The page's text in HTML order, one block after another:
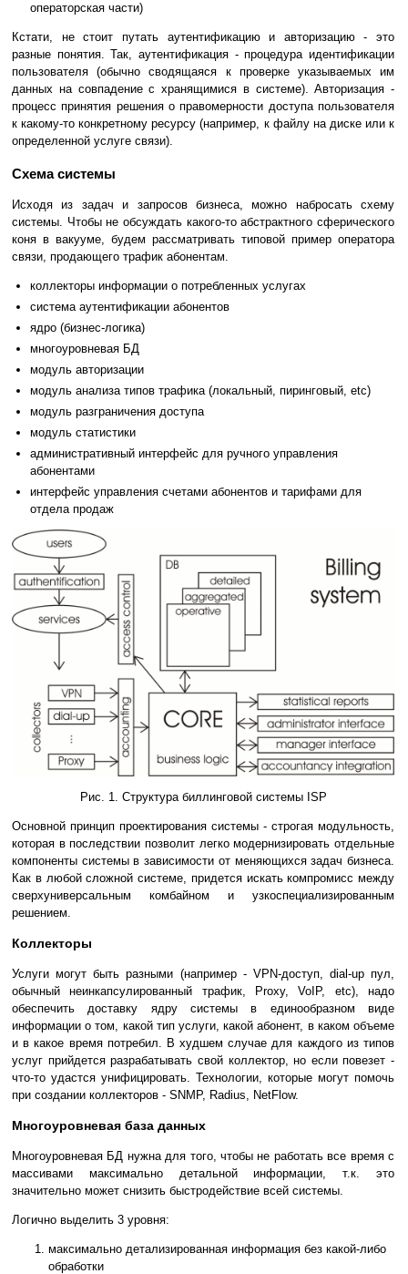
операторская части)
Кстати, не стоит путать аутентификацию и авторизацию - это
разные понятия. Так, аутентификация - процедура идентификации
пользователя (обычно сводящаяся к проверке указываемых им
данных на совпадение с хранящимися в системе). Авторизация -
процесс принятия решения о правомерности доступа пользователя
к какому-то конкретному ресурсу (например, к файлу на диске или к
определенной услуге связи).
Схема системы
Исходя из задач и запросов бизнеса, можно набросать схему
системы. Чтобы не обсуждать какого-то абстрактного сферического
коня в вакууме, будем рассматривать типовой пример оператора
связи, продающего трафик абонентам.
коллекторы информации о потребленных услугах
система аутентификации абонентов
ядро (бизнес-логика)
многоуровневая БД
модуль авторизации
модуль анализа типов трафика (локальный, пиринговый, etc)
модуль разграничения доступа
модуль статистики
административный интерфейс для ручного управления
абонентами
интерфейс управления счетами абонентов и тарифами для
отдела продаж
Рис. 1. Структура биллинговой системы ISP
Основной принцип проектирования системы - строгая модульность,
которая в последствии позволит легко модернизировать отдельные
компоненты системы в зависимости от меняющихся задач бизнеса.
Как в любой сложной системе, придется искать компромисс между
сверхуниверсальным комбайном и узкоспециализированным
решением.
Коллекторы
Услуги могут быть разными (например - VPN-доступ, dial-up пул,
обычный неинкапсулированный трафик, Proxy, VoIP, etc), надо
обеспечить доставку ядру системы в единообразном виде
информации о том, какой тип услуги, какой абонент, в каком объеме
и в какое время потребил. В худшем случае для каждого из типов
услуг прийдется разрабатывать свой коллектор, но если повезет -
что-то удастся унифицировать. Технологии, которые могут помочь
при создании коллекторов - SNMP, Radius, NetFlow.
Многоуровневая база данных
Многоуровневая БД нужна для того, чтобы не работать все время с
массивами максимально детальной информации, т.к. это
значительно может снизить быстродействие всей системы.
Логично выделить 3 уровня:
максимально детализированная информация без какой-либо
обработки